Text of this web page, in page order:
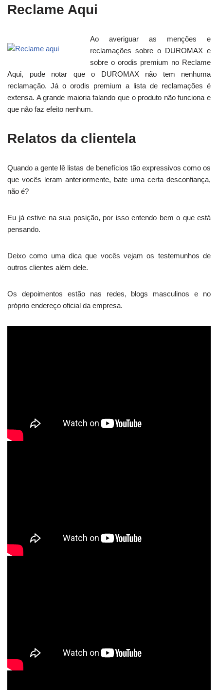
Reclame Aqui
Ao averiguar as menções e
reclamações sobre o DUROMAX e
sobre o orodis premium no Reclame
Aqui, pude notar que o DUROMAX não tem nenhuma
reclamação. Já o orodis premium a lista de reclamações é
extensa. A grande maioria falando que o produto não funciona e
que não faz efeito nenhum.
Relatos da clientela
Quando a gente lê listas de benefícios tão expressivos como os
que vocês leram anteriormente, bate uma certa desconfiança,
não é?
Eu já estive na sua posição, por isso entendo bem o que está
pensando.
Deixo como uma dica que vocês vejam os testemunhos de
outros clientes além dele.
Os depoimentos estão nas redes, blogs masculinos e no
próprio endereço oficial da empresa.